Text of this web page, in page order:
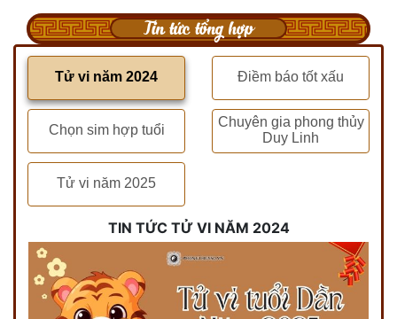
Tin tức tổng hợp
Tử vi năm 2024 Điềm báo tốt xấu
Chọn sim hợp tuổi
Chuyên gia phong thủy
Duy Linh
Tử vi năm 2025
TIN TỨC TỬ VI NĂM 2024